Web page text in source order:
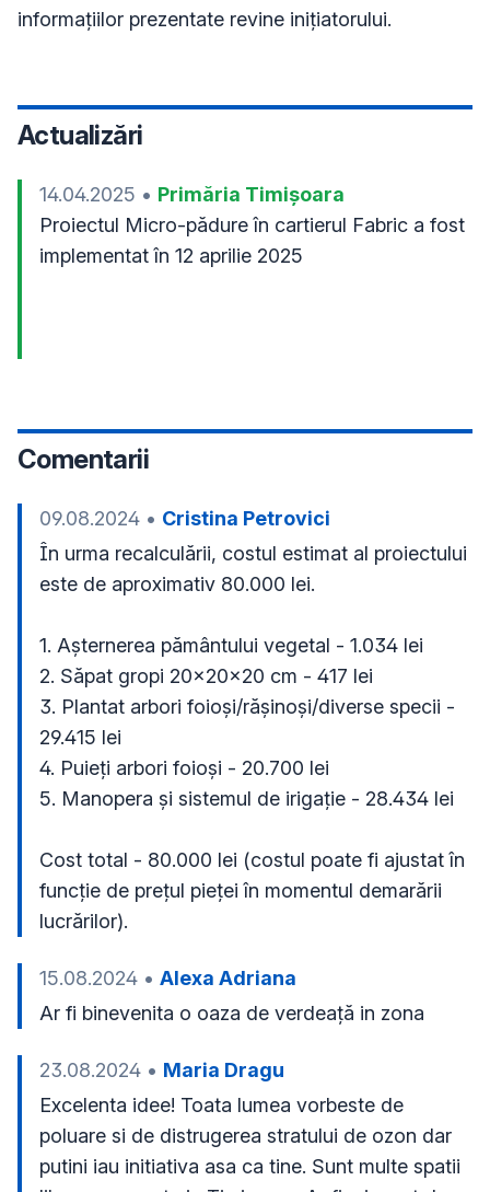
informațiilor prezentate revine inițiatorului.
Actualizări
14.04.2025 • Primăria Timișoara
Proiectul Micro-pădure în cartierul Fabric a fost
implementat în 12 aprilie 2025
Comentarii
09.08.2024 • Cristina Petrovici
În urma recalculării, costul estimat al proiectului
este de aproximativ 80.000 lei.
1. Așternerea pământului vegetal - 1.034 lei
2. Săpat gropi 20×20×20 cm - 417 lei
3. Plantat arbori foioși/rășinoși/diverse specii -
29.415 lei
4. Puieți arbori foioși - 20.700 lei
5. Manopera și sistemul de irigație - 28.434 lei
Cost total - 80.000 lei (costul poate fi ajustat în
funcție de prețul pieței în momentul demarării
lucrărilor).
15.08.2024 • Alexa Adriana
Ar fi binevenita o oaza de verdeață in zona
23.08.2024 • Maria Dragu
Excelenta idee! Toata lumea vorbeste de
poluare si de distrugerea stratului de ozon dar
putini iau initiativa asa ca tine. Sunt multe spatii